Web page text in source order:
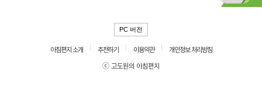
PC 버전
아침편지 소개 추천하기 이용약관
개인정보 처리방침
ⓒ 고도원의 아침편지